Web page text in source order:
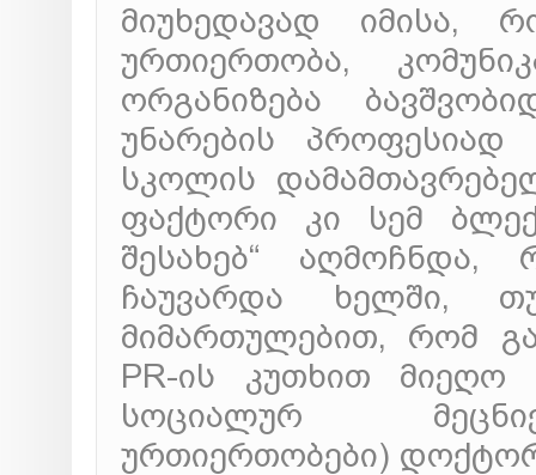
მიუხედავად იმისა,
ურთიერთობა,
ორგანიზება
უნარების
სკოლის
ფაქტორი კი სემ
შესახებ“
ჩაუვარდა ხელში,
მიმართულებით, რომ
PR-ის კუთხით
სოციალურ
ურთიერთობები)